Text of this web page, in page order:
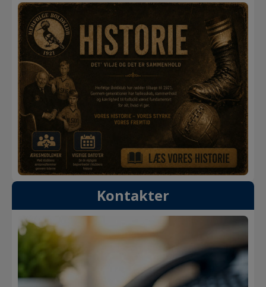
Kontakter